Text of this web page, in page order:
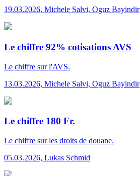
19.03.2026, Michele Salvi, Oguz Bayindir
Le chiffre 92% cotisations AVS
Le chiffre sur l'AVS.
13.03.2026, Michele Salvi, Oguz Bayindir
Le chiffre 180 Fr.
Le chiffre sur les droits de douane.
05.03.2026, Lukas Schmid